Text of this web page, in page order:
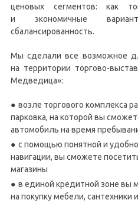
ценовых сегментов: как
и экономичные
сбалансированность.
Мы сделали все возможное
на территории торгово-
Медведица»:
возле торгового комплекса
парковка, на которой вы
автомобиль на время
с помощью понятной и
навигации, вы сможете
магазины
в единой кредитной зоне вы
на покупку мебели, сантехники